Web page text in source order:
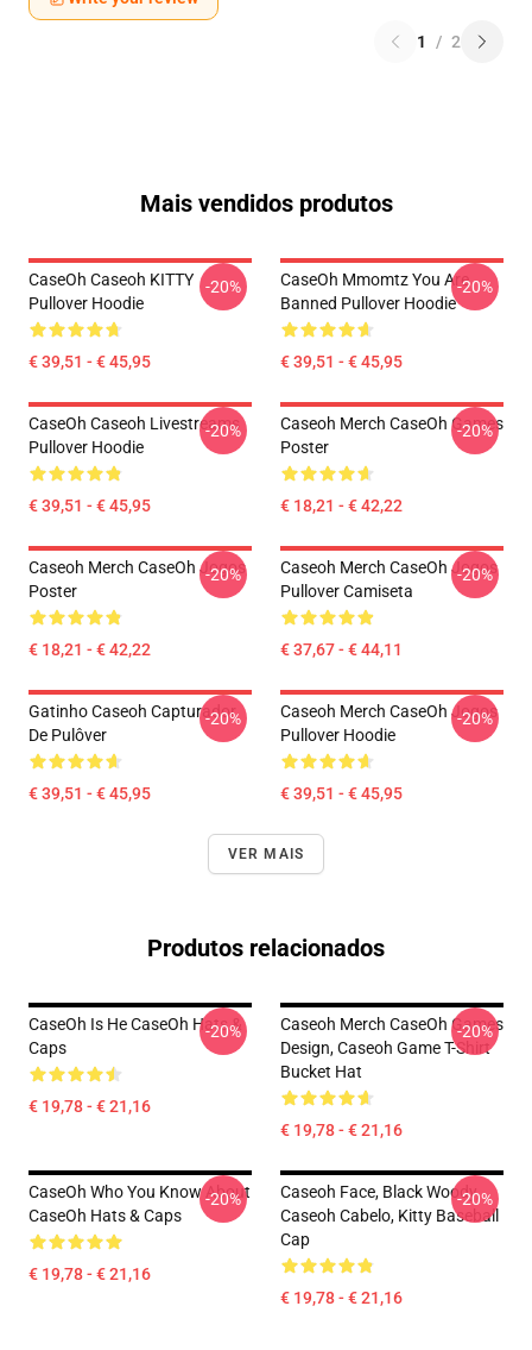
1 / 2
Mais vendidos produtos
CaseOh Caseoh KITTY
Pullover Hoodie
€ 39,51 - € 45,95
-20%
CaseOh Mmomtz You Are
Banned Pullover Hoodie
€ 39,51 - € 45,95
-20%
CaseOh Caseoh Livestreams
Pullover Hoodie
€ 39,51 - € 45,95
-20%
Caseoh Merch CaseOh Games
Poster
€ 18,21 - € 42,22
-20%
Caseoh Merch CaseOh Jogos
Poster
€ 18,21 - € 42,22
-20%
Caseoh Merch CaseOh Jogos
Pullover Camiseta
€ 37,67 - € 44,11
-20%
Gatinho Caseoh Capturador
De Pulôver
€ 39,51 - € 45,95
-20%
Caseoh Merch CaseOh Jogos
Pullover Hoodie
€ 39,51 - € 45,95
-20%
VER MAIS
Produtos relacionados
CaseOh Is He CaseOh Hats &
Caps
€ 19,78 - € 21,16
-20%
Caseoh Merch CaseOh Games
Design, Caseoh Game T-Shirt
Bucket Hat
€ 19,78 - € 21,16
-20%
CaseOh Who You Know About
CaseOh Hats & Caps
€ 19,78 - € 21,16
-20%
Caseoh Face, Black Woody,
Caseoh Cabelo, Kitty Baseball
Cap
€ 19,78 - € 21,16
-20%